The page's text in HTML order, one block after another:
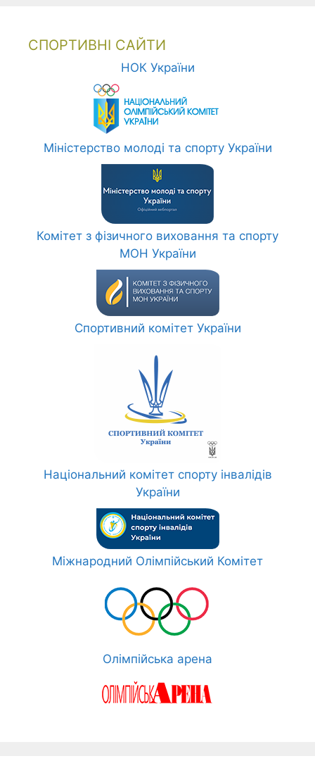
СПОРТИВНІ САЙТИ
НОК України
Міністерство молоді та спорту України
Комітет з фізичного виховання та спорту
МОН України
Спортивний комітет України
Національний комітет спорту інвалідів
України
Міжнародний Олімпійський Комітет
Олімпійська арена